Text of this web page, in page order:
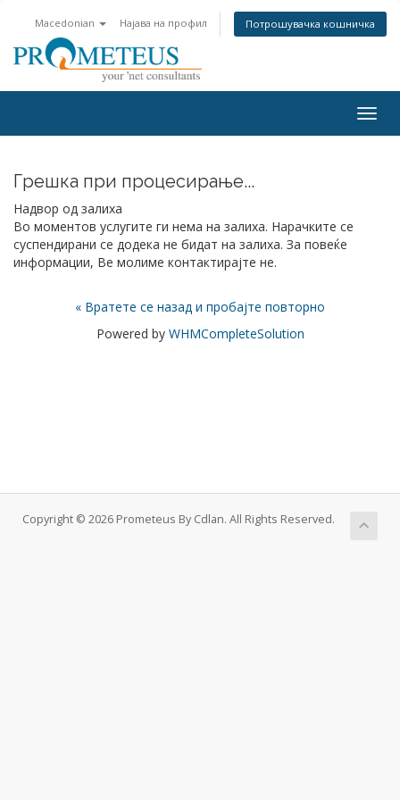
Macedonian Најава на профил Потрошувачка кошничка
Грешка при процесирање...
Надвор од залиха
Во моментов услугите ги нема на залиха. Нарачките се
суспендирани се додека не бидат на залиха. За повеќе
информации, Ве молиме контактирајте не.
« Вратете се назад и пробајте повторно
Powered by WHMCompleteSolution
Copyright © 2026 Prometeus By Cdlan. All Rights Reserved.